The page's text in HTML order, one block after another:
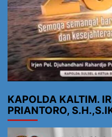
KAPOLDA KALTIM.
PRIANTORO,